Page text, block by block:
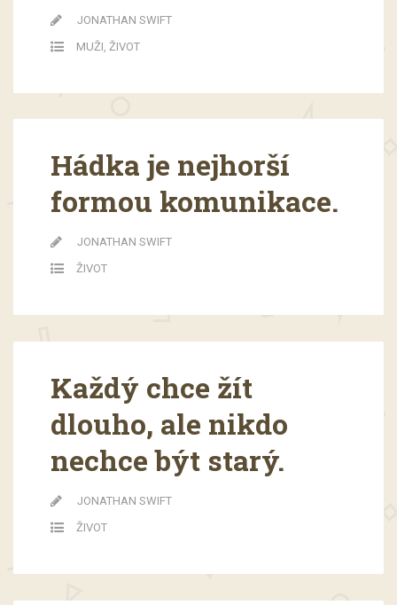
JONATHAN SWIFT
MUŽI, ŽIVOT
Hádka je nejhorší
formou komunikace.
JONATHAN SWIFT
ŽIVOT
Každý chce žít
dlouho, ale nikdo
nechce být starý.
JONATHAN SWIFT
ŽIVOT